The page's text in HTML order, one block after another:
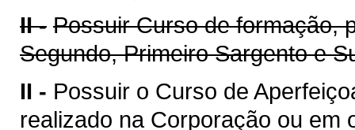
II - Possuir Curso de formação,
Segundo, Primeiro Sargento e
II - Possuir o Curso de
realizado na Corporação ou em